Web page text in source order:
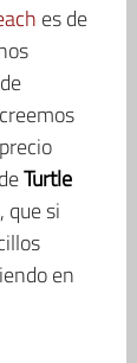
es de
Turtle
, que si
en